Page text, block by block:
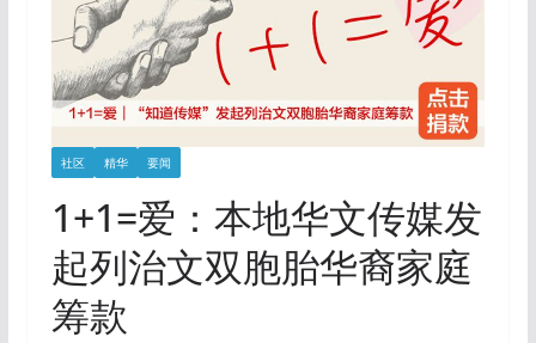
社区 精华 要闻
1+1=爱：本地华文传媒发
起列治文双胞胎华裔家庭
筹款